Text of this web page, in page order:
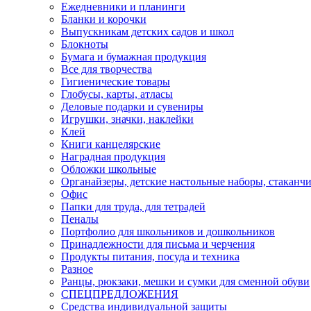
Ежедневники и планинги
Бланки и корочки
Выпускникам детских садов и школ
Блокноты
Бумага и бумажная продукция
Все для творчества
Гигиенические товары
Глобусы, карты, атласы
Деловые подарки и сувениры
Игрушки, значки, наклейки
Клей
Книги канцелярские
Наградная продукция
Обложки школьные
Органайзеры, детские настольные наборы,
Офис
Папки для труда, для тетрадей
Пеналы
Портфолио для школьников и дошкольников
Принадлежности для письма и черчения
Продукты питания, посуда и техника
Разное
Ранцы, рюкзаки, мешки и сумки для сменной обуви
СПЕЦПРЕДЛОЖЕНИЯ
Средства индивидуальной защиты